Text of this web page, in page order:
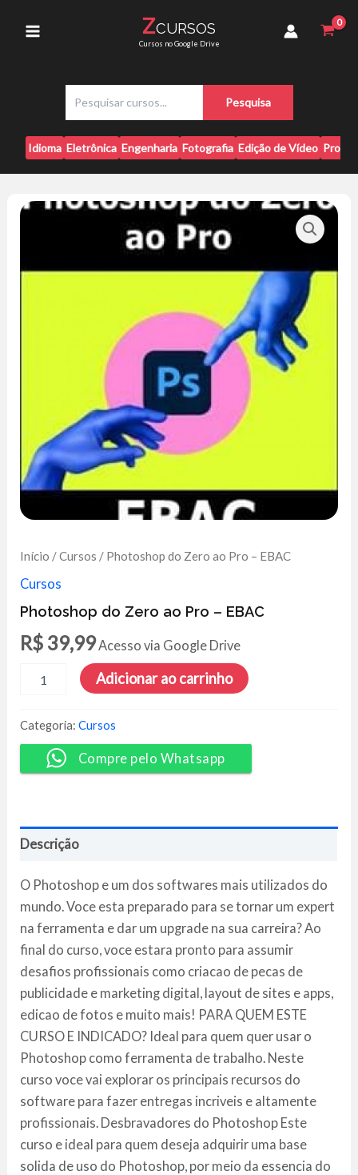
Menu
ZCURSOS
Cursos no Google Drive
s
q
u
i
a
r
Pesquisa
Idioma Eletrônica Engenharia Fotografia Edição de Vídeo
Início /Cursos / Photoshop do Zero ao Pro – EBAC
Cursos
Photoshop do Zero ao Pro – EBAC
R$ 39,99Acesso via Google Drive
ao
Pro
-
EBAC
Adicionar ao carrinho
Categoria:Cursos
Compre pelo Whatsapp
Descrição
O Photoshop e um dos softwares mais utilizados do
mundo. Voce esta preparado para se tornar um expert
na ferramenta e dar um upgrade na sua carreira? Ao
final do curso, voce estara pronto para assumir
desafios profissionais como criacao de pecas de
publicidade e marketing digital, layout de sites e apps,
edicao de fotos e muito mais! PARA QUEM ESTE
CURSO E INDICADO? Ideal para quem quer usar o
Photoshop como ferramenta de trabalho. Neste
curso voce vai explorar os principais recursos do
software para fazer entregas incriveis e altamente
profissionais. Desbravadores do Photoshop Este
curso e ideal para quem deseja adquirir uma base
solida de uso do Photoshop, por meio da essencia do
Pro